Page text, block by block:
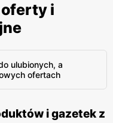
i
ulubionych, a
ofertach
i gazetek z